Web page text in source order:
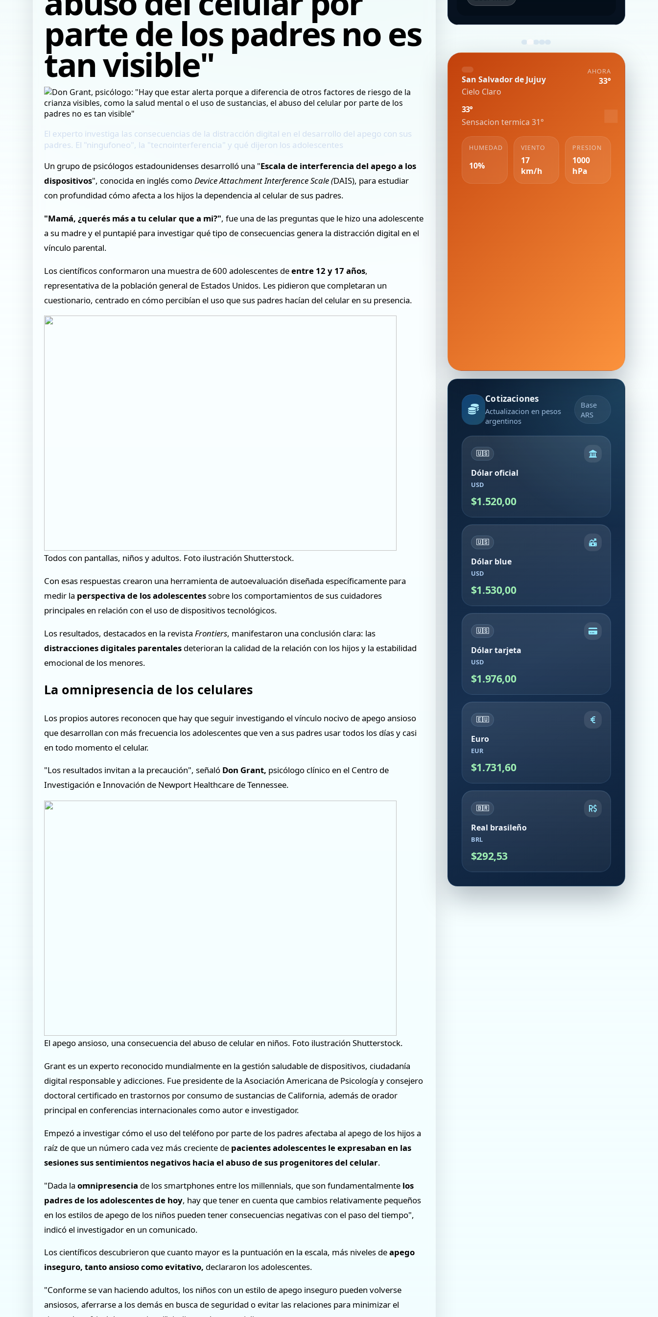
parte de los padres no es
tan visible"
El experto investiga las consecuencias de la distracción digital en el desarrollo del apego con sus
padres. El "ningufoneo", la "tecnointerferencia" y qué dijeron los adolescentes
Un grupo de psicólogos estadounidenses desarrolló una "Escala de interferencia del apego a los
dispositivos", conocida en inglés comoDevice Attachment Interference Scale (DAIS), para estudiar
con profundidad cómo afecta a los hijos la dependencia al celular de sus padres.
"Mamá, ¿querés más a tu celular que a mi?", fue una de las preguntas que le hizo una adolescente
a su madre y el puntapié para investigar qué tipo de consecuencias genera la distracción digital en el
vínculo parental.
Los científicos conformaron una muestra de 600 adolescentes deentre 12 y 17 años,
representativa de la población general de Estados Unidos. Les pidieron que completaran un
cuestionario, centrado en cómo percibían el uso que sus padres hacían del celular en su presencia.
Todos con pantallas, niños y adultos. Foto ilustración Shutterstock.
Con esas respuestas crearon una herramienta de autoevaluación diseñada específicamente para
medir la perspectiva de los adolescentessobre los comportamientos de sus cuidadores
principales en relación con el uso de dispositivos tecnológicos.
Los resultados, destacados en la revistaFrontiers, manifestaron una conclusión clara: las
distracciones digitales parentales deterioran la calidad de la relación con los hijos y la estabilidad
emocional de los menores.
La omnipresencia de los celulares
Los propios autores reconocen que hay que seguir investigando el vínculo nocivo de apego ansioso
que desarrollan con más frecuencia los adolescentes que ven a sus padres usar todos los días y casi
en todo momento el celular.
"Los resultados invitan a la precaución", señaló Don Grant, psicólogo clínico en el Centro de
Investigación e Innovación de Newport Healthcare de Tennessee.
El apego ansioso, una consecuencia del abuso de celular en niños. Foto ilustración Shutterstock.
Grant es un experto reconocido mundialmente en la gestión saludable de dispositivos, ciudadanía
digital responsable y adicciones. Fue presidente de la Asociación Americana de Psicología y consejero
doctoral certificado en trastornos por consumo de sustancias de California, además de orador
principal en conferencias internacionales como autor e investigador.
Empezó a investigar cómo el uso del teléfono por parte de los padres afectaba al apego de los hijos a
raíz de que un número cada vez más creciente de pacientes adolescentes le expresaban en las
sesiones sus sentimientos negativos hacia el abuso de sus progenitores del celular.
"Dada laomnipresencia de los smartphones entre los millennials, que son fundamentalmente los
padres de los adolescentes de hoy, hay que tener en cuenta que cambios relativamente pequeños
en los estilos de apego de los niños pueden tener consecuencias negativas con el paso del tiempo",
indicó el investigador en un comunicado.
Los científicos descubrieron que cuanto mayor es la puntuación en la escala, más niveles deapego
inseguro, tanto ansioso como evitativo, declararon los adolescentes.
"Conforme se van haciendo adultos, los niños con un estilo de apego inseguro pueden volverse
ansiosos, aferrarse a los demás en busca de seguridad o evitar las relaciones para minimizar el
San Salvador de Jujuy
Cielo Claro
AHORA
33°
33°
Sensacion termica 31°
HUMEDAD
10%
VIENTO
17
km/h
PRESION
1000
hPa
Cotizaciones
Actualizacion en pesos
argentinos
Base
ARS
🇺🇸
Dólar oficial
USD
$1.520,00
🇺🇸
Dólar blue
USD
$1.530,00
🇺🇸
Dólar tarjeta
USD
$1.976,00
🇪🇺
Euro
EUR
$1.731,60
🇧🇷
Real brasileño
BRL
$292,53